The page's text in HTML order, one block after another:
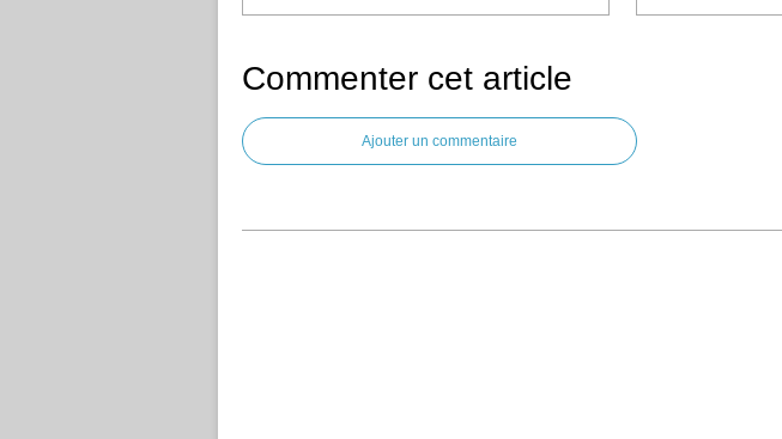
Commenter cet article
Ajouter un commentaire